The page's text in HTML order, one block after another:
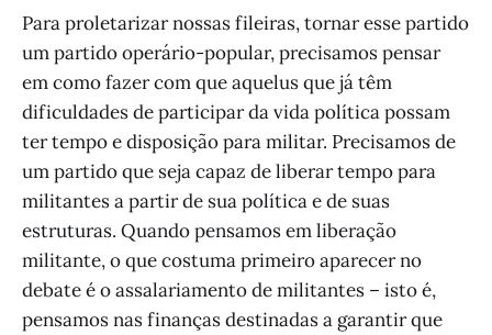
Para proletarizar nossas fileiras, tornar esse partido
um partido operário-popular, precisamos pensar
em como fazer com que aquelus que já têm
dificuldades de participar da vida política possam
ter tempo e disposição para militar. Precisamos de
um partido que seja capaz de liberar tempo para
militantes a partir de sua política e de suas
estruturas. Quando pensamos em liberação
militante, o que costuma primeiro aparecer no
debate é o assalariamento de militantes – isto é,
pensamos nas finanças destinadas a garantir que